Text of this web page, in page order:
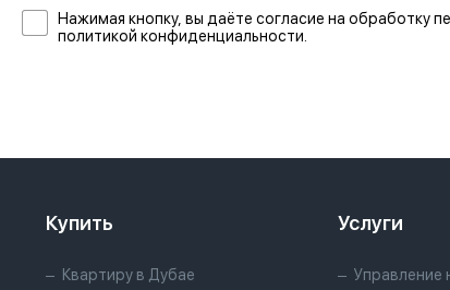
Нажимая кнопку, вы даёте согласие на обработку
политикой конфиденциальности.
Купить
Квартиру в Дубае
Услуги
Управление